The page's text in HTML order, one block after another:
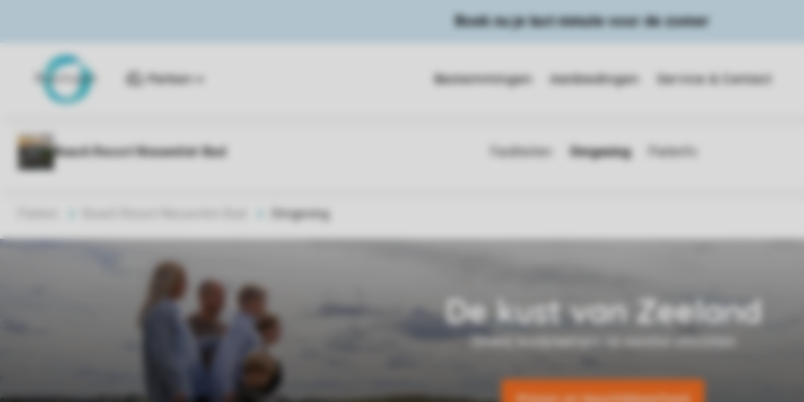
Boek nu je last minute voor de zomer
Parken Bestemmingen Aanbiedingen Service & Contact
Omgeving